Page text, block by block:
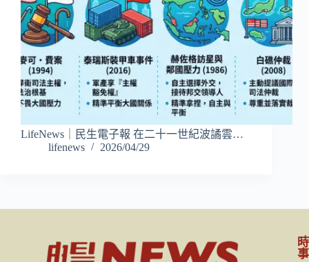
LifeNews｜民生電子報 在二十一世紀波譎雲…
lifenews
2026/04/29
時
事